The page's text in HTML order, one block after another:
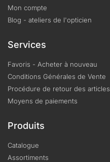
Mon compte
Blog - ateliers de l'opticien
Services
Favoris - Acheter à nouveau
Conditions Générales de Vente
Procédure de retour des articles
Moyens de paiements
Produits
Catalogue
Assortiments